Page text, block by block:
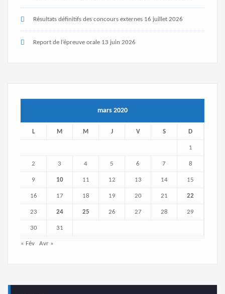
Résultats définitifs des concours externes 16 juillet 2026
Report de l’épreuve orale 13 juin 2026
mars 2020
L M M J V S D
1
2 3 4 5 6 7 8
9 10 11 12 13 14 15
16 17 18 19 20 21 22
23 24 25 26 27 28 29
30 31
« Fév Avr »